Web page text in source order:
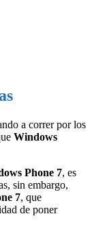
a correr por los
Windows
Phone 7, es
sin embargo,
7, que
de poner